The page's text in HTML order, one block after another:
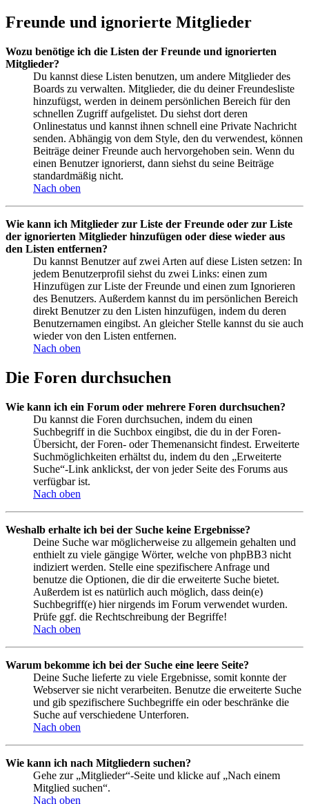
Freunde und ignorierte Mitglieder
Wozu benötige ich die Listen der Freunde und ignorierten
Mitglieder?
Du kannst diese Listen benutzen, um andere Mitglieder des
Boards zu verwalten. Mitglieder, die du deiner Freundesliste
hinzufügst, werden in deinem persönlichen Bereich für den
schnellen Zugriff aufgelistet. Du siehst dort deren
Onlinestatus und kannst ihnen schnell eine Private Nachricht
senden. Abhängig von dem Style, den du verwendest, können
Beiträge deiner Freunde auch hervorgehoben sein. Wenn du
einen Benutzer ignorierst, dann siehst du seine Beiträge
standardmäßig nicht.
Nach oben
Wie kann ich Mitglieder zur Liste der Freunde oder zur Liste
der ignorierten Mitglieder hinzufügen oder diese wieder aus
den Listen entfernen?
Du kannst Benutzer auf zwei Arten auf diese Listen setzen: In
jedem Benutzerprofil siehst du zwei Links: einen zum
Hinzufügen zur Liste der Freunde und einen zum Ignorieren
des Benutzers. Außerdem kannst du im persönlichen Bereich
direkt Benutzer zu den Listen hinzufügen, indem du deren
Benutzernamen eingibst. An gleicher Stelle kannst du sie auch
wieder von den Listen entfernen.
Nach oben
Die Foren durchsuchen
Wie kann ich ein Forum oder mehrere Foren durchsuchen?
Du kannst die Foren durchsuchen, indem du einen
Suchbegriff in die Suchbox eingibst, die du in der Foren-
Übersicht, der Foren- oder Themenansicht findest. Erweiterte
Suchmöglichkeiten erhältst du, indem du den „Erweiterte
Suche“-Link anklickst, der von jeder Seite des Forums aus
verfügbar ist.
Nach oben
Weshalb erhalte ich bei der Suche keine Ergebnisse?
Deine Suche war möglicherweise zu allgemein gehalten und
enthielt zu viele gängige Wörter, welche von phpBB3 nicht
indiziert werden. Stelle eine spezifischere Anfrage und
benutze die Optionen, die dir die erweiterte Suche bietet.
Außerdem ist es natürlich auch möglich, dass dein(e)
Suchbegriff(e) hier nirgends im Forum verwendet wurden.
Prüfe ggf. die Rechtschreibung der Begriffe!
Nach oben
Warum bekomme ich bei der Suche eine leere Seite?
Deine Suche lieferte zu viele Ergebnisse, somit konnte der
Webserver sie nicht verarbeiten. Benutze die erweiterte Suche
und gib spezifischere Suchbegriffe ein oder beschränke die
Suche auf verschiedene Unterforen.
Nach oben
Wie kann ich nach Mitgliedern suchen?
Gehe zur „Mitglieder“-Seite und klicke auf „Nach einem
Mitglied suchen“.
Nach oben